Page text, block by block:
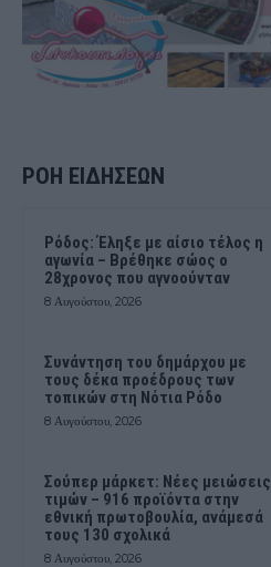
ΡΟΗ ΕΙΔΗΣΕΩΝ
Ρόδος: Έληξε με αίσιο τέλος η
αγωνία – Βρέθηκε σώος ο
28χρονος που αγνοούνταν
8 Αυγούστου, 2026
Συνάντηση του δημάρχου με
τους δέκα προέδρους των
τοπικών στη Νότια Ρόδο
8 Αυγούστου, 2026
Σούπερ μάρκετ: Νέες μειώσεις
τιμών – 916 προϊόντα στην
εθνική πρωτοβουλία, ανάμεσά
τους 130 σχολικά
8 Αυγούστου, 2026